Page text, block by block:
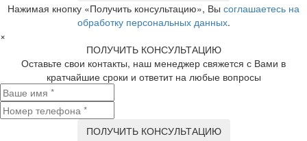
Нажимая кнопку «Получить консультацию», Вы соглашаетесь на
обработку персональных данных.
×
ПОЛУЧИТЬ КОНСУЛЬТАЦИЮ
Оставьте свои контакты, наш менеджер свяжется с Вами в
кратчайшие сроки и ответит на любые вопросы